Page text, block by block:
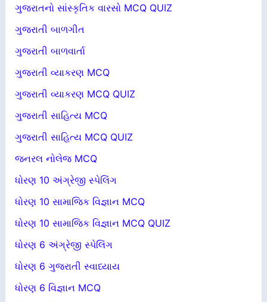
ગુજરાતનો સાંસ્કૃતિક વારસો MCQ QUIZ
ગુજરાતી બાળગીત
ગુજરાતી બાળવાર્તા
ગુજરાતી વ્યાકરણ MCQ
ગુજરાતી વ્યાકરણ MCQ QUIZ
ગુજરાતી સાહિત્ય MCQ
ગુજરાતી સાહિત્ય MCQ QUIZ
જનરલ નોલેજ MCQ
ધોરણ 10 અંગ્રેજી સ્પેલિંગ
ધોરણ 10 સામાજિક વિજ્ઞાન MCQ
ધોરણ 10 સામાજિક વિજ્ઞાન MCQ QUIZ
ધોરણ 6 અંગ્રેજી સ્પેલિંગ
ધોરણ 6 ગુજરાતી સ્વાધ્યાય
ધોરણ 6 વિજ્ઞાન MCQ